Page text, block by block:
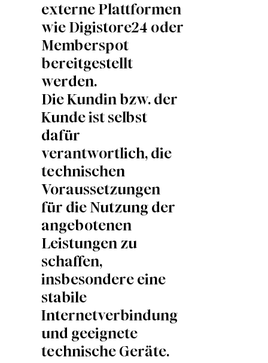
externe Plattformen
wie Digistore24 oder
Memberspot
bereitgestellt
werden.
Die Kundin bzw. der
Kunde ist selbst
dafür
verantwortlich, die
technischen
Voraussetzungen
für die Nutzung der
angebotenen
Leistungen zu
schaffen,
insbesondere eine
stabile
Internetverbindung
und geeignete
technische Geräte.